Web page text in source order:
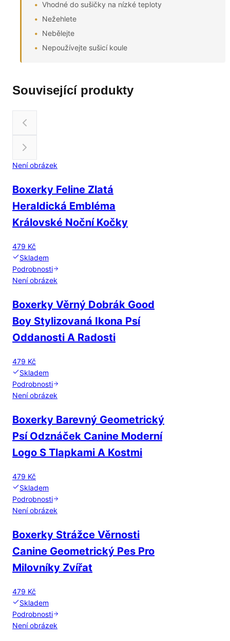
Vhodné do sušičky na nízké teploty
Nežehlete
Nebělejte
Nepoužívejte sušicí koule
Související produkty
Není obrázek
Boxerky Feline Zlatá
Heraldická Embléma
Královské Noční Kočky
479 Kč
Skladem
Podrobnosti
Není obrázek
Boxerky Věrný Dobrák Good
Boy Stylizovaná Ikona Psí
Oddanosti A Radosti
479 Kč
Skladem
Podrobnosti
Není obrázek
Boxerky Barevný Geometrický
Psí Odznáček Canine Moderní
Logo S Tlapkami A Kostmi
479 Kč
Skladem
Podrobnosti
Není obrázek
Boxerky Strážce Věrnosti
Canine Geometrický Pes Pro
Milovníky Zvířat
479 Kč
Skladem
Podrobnosti
Není obrázek